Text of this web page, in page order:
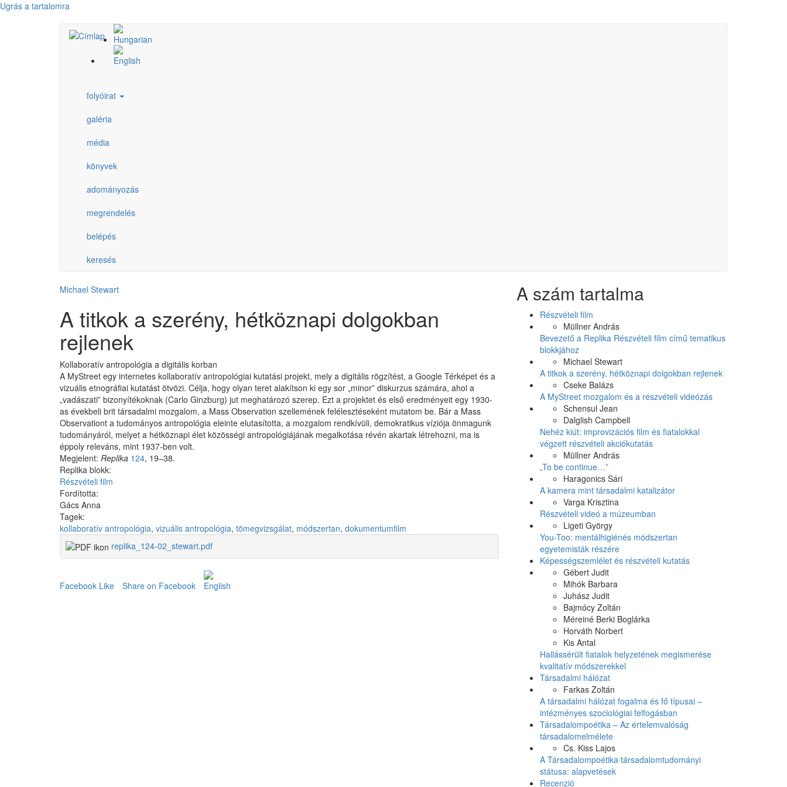
Ugrás a tartalomra
folyóirat
galéria
média
könyvek
adományozás
megrendelés
belépés
keresés
Michael Stewart
A titkok a szerény, hétköznapi dolgokban
rejlenek
Kollaboratív antropológia a digitális korban
A MyStreet egy internetes kollaboratív antropológiai kutatási projekt, mely a digitális rögzítést, a Google Térképet és a
vizuális etnográfiai kutatást ötvözi. Célja, hogy olyan teret alakítson ki egy sor „minor” diskurzus számára, ahol a
„vadászati” bizonyítékoknak (Carlo Ginzburg) jut meghatározó szerep. Ezt a projektet és első eredményeit egy 1930-
as évekbeli brit társadalmi mozgalom, a Mass Observation szellemének felélesztéseként mutatom be. Bár a Mass
Observationt a tudományos antropológia eleinte elutasította, a mozgalom rendkívüli, demokratikus víziója önmagunk
tudományáról, melyet a hétköznapi élet közösségi antropológiájának megalkotása révén akartak létrehozni, ma is
éppoly releváns, mint 1937-ben volt.
Megjelent: Replika 124, 19–38.
Replika blokk:
Részvételi film
Fordította:
Gács Anna
Tagek:
kollaboratív antropológia, vizuális antropológia, tömegvizsgálat, módszertan, dokumentumfilm
replika_124-02_stewart.pdf
Facebook Like Share on Facebook
A szám tartalma
Részvételi film
Müllner András
Bevezető a Replika Részvételi film című tematikus
blokkjához
Michael Stewart
A titkok a szerény, hétköznapi dolgokban rejlenek
Cseke Balázs
A MyStreet mozgalom és a részvételi videózás
Schensul Jean
Dalglish Campbell
Nehéz kiút: improvizációs film és fiatalokkal
végzett részvételi akciókutatás
Müllner András
„To be continue…”
Haragonics Sári
A kamera mint társadalmi katalizátor
Varga Krisztina
Részvételi videó a múzeumban
Ligeti György
You-Too: mentálhigiénés módszertan
egyetemisták részére
Képességszemlélet és részvételi kutatás
Gébert Judit
Mihók Barbara
Juhász Judit
Bajmócy Zoltán
Méreiné Berki Boglárka
Horváth Norbert
Kis Antal
Hallássérült fiatalok helyzetének megismerése
kvalitatív módszerekkel
Társadalmi hálózat
Farkas Zoltán
A társadalmi hálózat fogalma és fő típusai –
intézményes szociológiai felfogásban
Társadalompoétika – Az értelemvalóság
társadalomelmélete
Cs. Kiss Lajos
A Társadalompoétika társadalomtudományi
státusa: alapvetések
Recenzió